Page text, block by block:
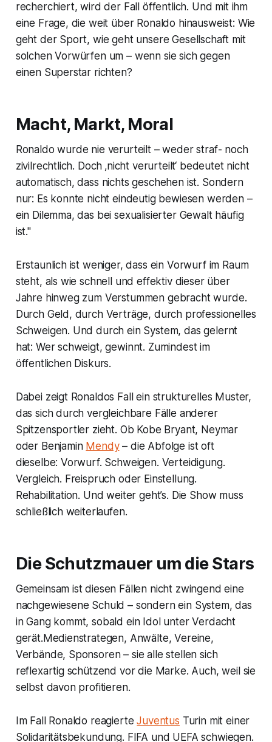
recherchiert, wird der Fall öffentlich. Und mit ihm
eine Frage, die weit über Ronaldo hinausweist: Wie
geht der Sport, wie geht unsere Gesellschaft mit
solchen Vorwürfen um – wenn sie sich gegen
einen Superstar richten?
Macht, Markt, Moral
Ronaldo wurde nie verurteilt – weder straf- noch
zivilrechtlich. Doch ‚nicht verurteilt‘ bedeutet nicht
automatisch, dass nichts geschehen ist. Sondern
nur: Es konnte nicht eindeutig bewiesen werden –
ein Dilemma, das bei sexualisierter Gewalt häufig
ist."
Erstaunlich ist weniger, dass ein Vorwurf im Raum
steht, als wie schnell und effektiv dieser über
Jahre hinweg zum Verstummen gebracht wurde.
Durch Geld, durch Verträge, durch professionelles
Schweigen. Und durch ein System, das gelernt
hat: Wer schweigt, gewinnt. Zumindest im
öffentlichen Diskurs.
Dabei zeigt Ronaldos Fall ein strukturelles Muster,
das sich durch vergleichbare Fälle anderer
Spitzensportler zieht. Ob Kobe Bryant, Neymar
oder Benjamin Mendy– die Abfolge ist oft
dieselbe: Vorwurf. Schweigen. Verteidigung.
Vergleich. Freispruch oder Einstellung.
Rehabilitation. Und weiter geht’s. Die Show muss
schließlich weiterlaufen.
Die Schutzmauer um die Stars
Gemeinsam ist diesen Fällen nicht zwingend eine
nachgewiesene Schuld – sondern ein System, das
in Gang kommt, sobald ein Idol unter Verdacht
gerät.Medienstrategen, Anwälte, Vereine,
Verbände, Sponsoren – sie alle stellen sich
reflexartig schützend vor die Marke. Auch, weil sie
selbst davon profitieren.
Im Fall Ronaldo reagierteJuventus Turin mit einer
Solidaritätsbekundung. FIFA und UEFA schwiegen.